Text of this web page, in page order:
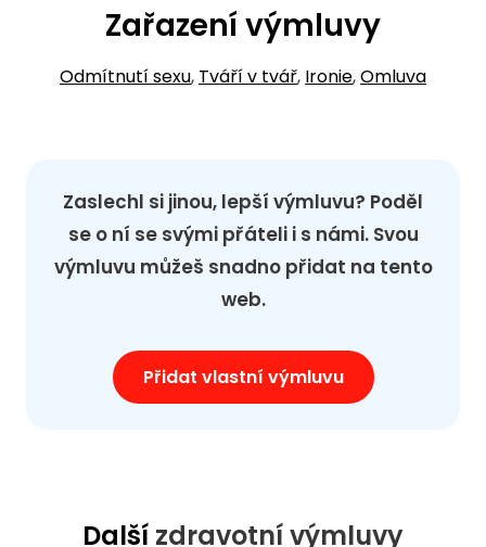
Zařazení výmluvy
Odmítnutí sexu, Tváří v tvář, Ironie,Omluva
Zaslechl si jinou, lepší výmluvu? Poděl
se o ní se svými přáteli i s námi. Svou
výmluvu můžeš snadno přidat na tento
web.
Přidat vlastní výmluvu
Další zdravotní výmluvy